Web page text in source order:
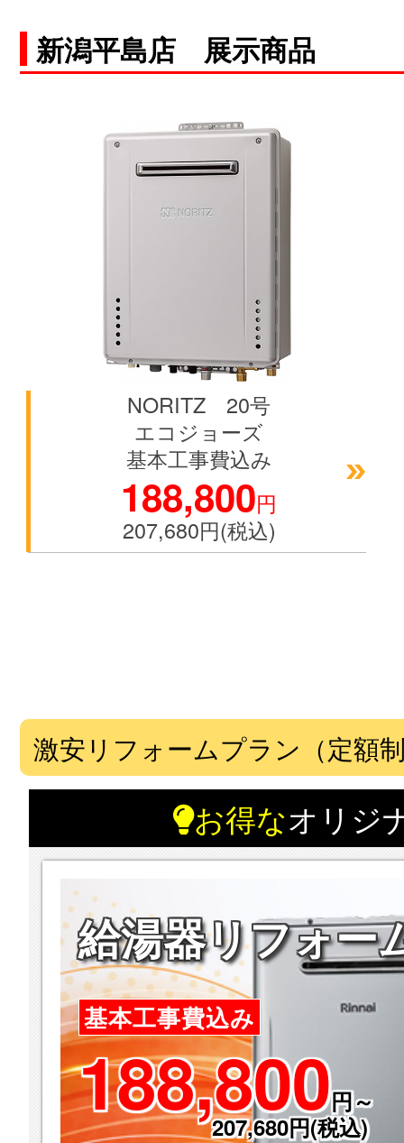
新潟平島店 展示商品
NORITZ 20号
エコジョーズ
基本工事費込み
188,800円
207,680円(税込)
激安リフォームプラン（定額
お得なオリジ
給湯器リフォー
基本工事費込み
188,800円～
207,680円(税込)